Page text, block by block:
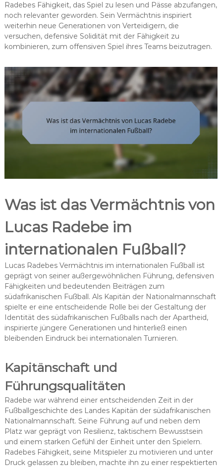
Radebes Fähigkeit, das Spiel zu lesen und Pässe abzufangen,
noch relevanter geworden. Sein Vermächtnis inspiriert
weiterhin neue Generationen von Verteidigern, die
versuchen, defensive Solidität mit der Fähigkeit zu
kombinieren, zum offensiven Spiel ihres Teams beizutragen.
Was ist das Vermächtnis von
Lucas Radebe im
internationalen Fußball?
Lucas Radebes Vermächtnis im internationalen Fußball ist
geprägt von seiner außergewöhnlichen Führung, defensiven
Fähigkeiten und bedeutenden Beiträgen zum
südafrikanischen Fußball. Als Kapitän der Nationalmannschaft
spielte er eine entscheidende Rolle bei der Gestaltung der
Identität des südafrikanischen Fußballs nach der Apartheid,
inspirierte jüngere Generationen und hinterließ einen
bleibenden Eindruck bei internationalen Turnieren.
Kapitänschaft und
Führungsqualitäten
Radebe war während einer entscheidenden Zeit in der
Fußballgeschichte des Landes Kapitän der südafrikanischen
Nationalmannschaft. Seine Führung auf und neben dem
Platz war geprägt von Resilienz, taktischem Bewusstsein
und einem starken Gefühl der Einheit unter den Spielern.
Radebes Fähigkeit, seine Mitspieler zu motivieren und unter
Druck gelassen zu bleiben, machte ihn zu einer respektierten